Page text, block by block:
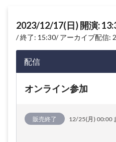
2023/12/17(日) 開演:
終了: 15:30 アーカイブ配信:
配信
オンライン参加
販売終了 12/25(月) 00:00